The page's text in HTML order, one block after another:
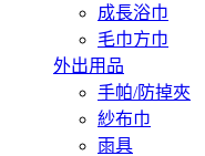
成長浴巾
毛巾方巾
外出用品
手帕/防掉夾
紗布巾
雨具